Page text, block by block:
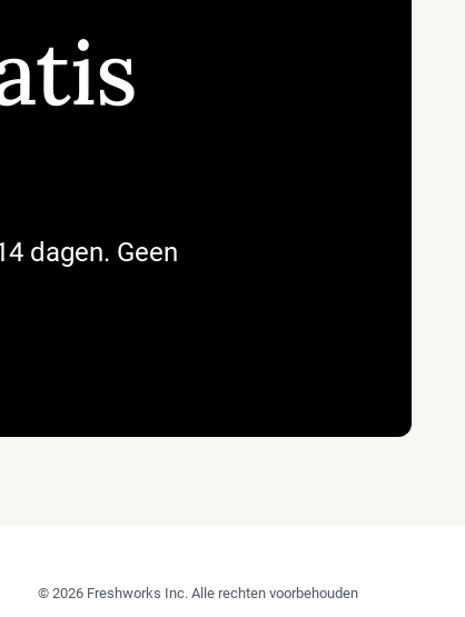
dagen. Geen
© 2026 Freshworks Inc. Alle rechten voorbehouden